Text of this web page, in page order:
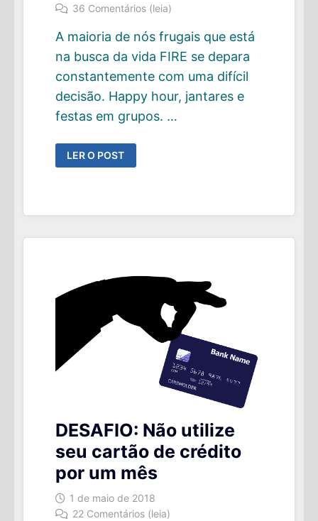
36 Comentários (leia)
A maioria de nós frugais que está
na busca da vida FIRE se depara
constantemente com uma difícil
decisão. Happy hour, jantares e
festas em grupos. …
O
CUSTO
DE
LER O POST
DESAFIO: Não utilize
seu cartão de crédito
por um mês
1 de maio de 2018
22 Comentários (leia)